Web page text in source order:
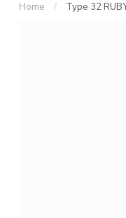
Home / Type 32